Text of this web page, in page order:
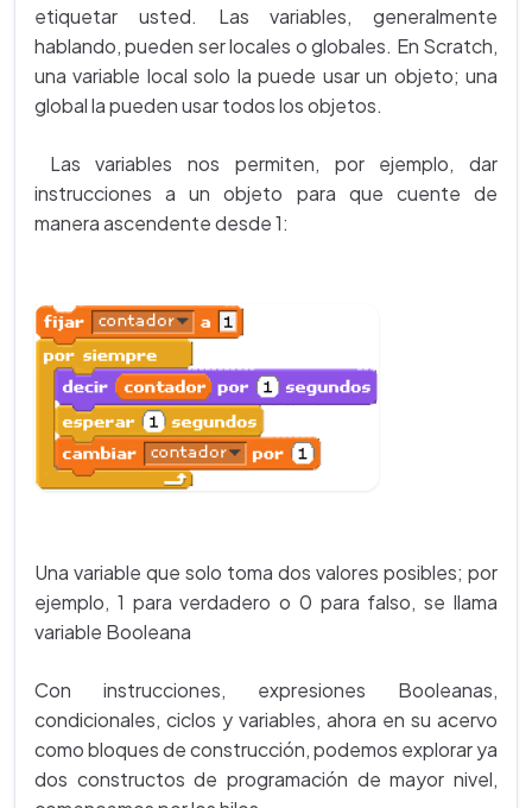
etiquetar usted. Las variables, generalmente
hablando, pueden ser locales o globales. En Scratch,
una variable local solo la puede usar un objeto; una
global la pueden usar todos los objetos.
Las variables nos permiten, por ejemplo, dar
instrucciones a un objeto para que cuente de
manera ascendente desde 1:
Una variable que solo toma dos valores posibles; por
ejemplo, 1 para verdadero o 0 para falso, se llama
variable Booleana
Con instrucciones, expresiones Booleanas,
condicionales, ciclos y variables, ahora en su acervo
como bloques de construcción, podemos explorar ya
dos constructos de programación de mayor nivel,